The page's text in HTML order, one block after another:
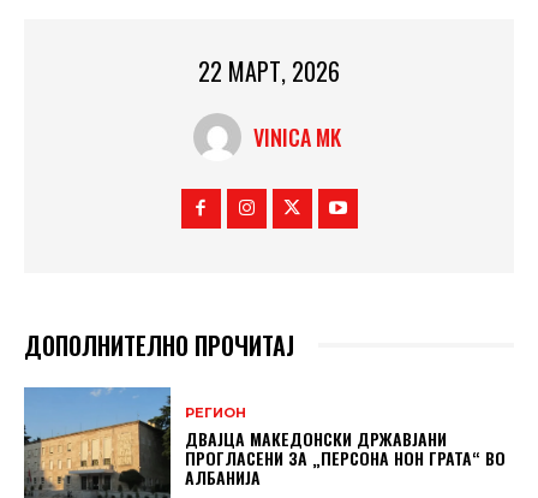
22 МАРТ, 2026
VINICA MK
ДОПОЛНИТЕЛНО ПРОЧИТАЈ
РЕГИОН
ДВАЈЦА МАКЕДОНСКИ ДРЖАВЈАНИ
ПРОГЛАСЕНИ ЗА „ПЕРСОНА НОН ГРАТА“ ВО
АЛБАНИЈА